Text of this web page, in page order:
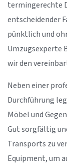
termingerechte
entscheidender
pünktlich und
Umzugsexperte
wir den
Neben einer
Durchführung
Möbel und
Gut sorgfältig
Transports zu
Equipment, um